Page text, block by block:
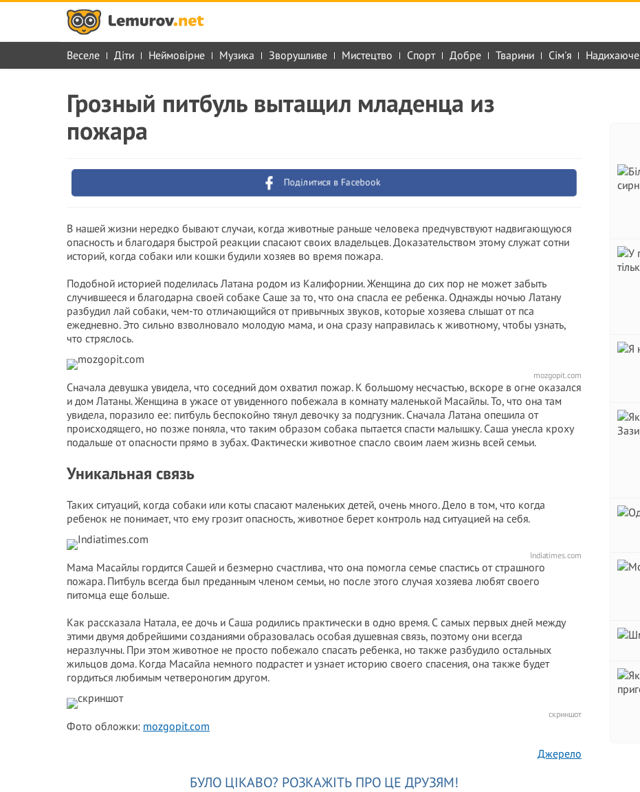
Веселе Діти Неймовірне Музика Зворушливе Мистецтво Спорт Добре Тварини Сім'я Надихаюче
Грозный питбуль вытащил младенца из
пожара
Поділитися в Facebook
В нашей жизни нередко бывают случаи, когда животные раньше человека предчувствуют надвигающуюся
опасность и благодаря быстрой реакции спасают своих владельцев. Доказательством этому служат сотни
историй, когда собаки или кошки будили хозяев во время пожара.
Подобной историей поделилась Латана родом из Калифорнии. Женщина до сих пор не может забыть
случившееся и благодарна своей собаке Саше за то, что она спасла ее ребенка. Однажды ночью Латану
разбудил лай собаки, чем-то отличающийся от привычных звуков, которые хозяева слышат от пса
ежедневно. Это сильно взволновало молодую мама, и она сразу направилась к животному, чтобы узнать,
что стряслось.
mozgopit.com
Сначала девушка увидела, что соседний дом охватил пожар. К большому несчастью, вскоре в огне оказался
и дом Латаны. Женщина в ужасе от увиденного побежала в комнату маленькой Масайлы. То, что она там
увидела, поразило ее: питбуль беспокойно тянул девочку за подгузник. Сначала Латана опешила от
происходящего, но позже поняла, что таким образом собака пытается спасти малышку. Саша унесла кроху
подальше от опасности прямо в зубах. Фактически животное спасло своим лаем жизнь всей семьи.
Уникальная связь
Таких ситуаций, когда собаки или коты спасают маленьких детей, очень много. Дело в том, что когда
ребенок не понимает, что ему грозит опасность, животное берет контроль над ситуацией на себя.
Indiatimes.com
Мама Масайлы гордится Сашей и безмерно счастлива, что она помогла семье спастись от страшного
пожара. Питбуль всегда был преданным членом семьи, но после этого случая хозяева любят своего
питомца еще больше.
Как рассказала Натала, ее дочь и Саша родились практически в одно время. С самых первых дней между
этими двумя добрейшими созданиями образовалась особая душевная связь, поэтому они всегда
неразлучны. При этом животное не просто побежало спасать ребенка, но также разбудило остальных
жильцов дома. Когда Масайла немного подрастет и узнает историю своего спасения, она также будет
гордиться любимым четвероногим другом.
скриншот
Фото обложки: mozgopit.com
Джерело
БУЛО ЦІКАВО? РОЗКАЖІТЬ ПРО ЦЕ ДРУЗЯМ!